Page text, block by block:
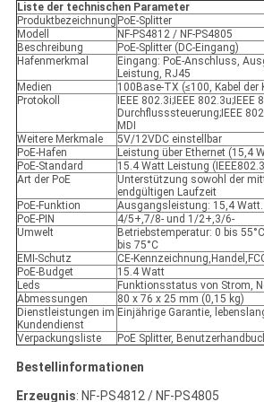
Liste der technischen Parameter
Produktbezeichnung PoE-Splitter
Modell
NF-PS4812 / NF-PS4805
Beschreibung
PoE-Splitter (DC-Eingang)
Hafenmerkmal
Eingang: PoE-Anschluss,
Leistung, RJ45
Medien
100Base-TX (≤100, Kabel der
Protokoll
IEEE 802.3i;IEEE 802.3u;IEEE
Durchflusssteuerung;IEEE
MDI
Weitere Merkmale
5V/12VDC einstellbar
PoE-Hafen
Leistung über Ethernet (15,4
PoE-Standard
15.4 Watt Leistung
Art der PoE
Unterstützung sowohl der
endgültigen Laufzeit
PoE-Funktion
Ausgangsleistung: 15,4 Watt.
PoE-PIN
4/5+,7/8- und 1/2+,3/6-
Umwelt
Betriebstemperatur: 0 bis
bis 75°C
EMI-Schutz
CE-
PoE-Budget
15.4 Watt
Leds
Funktionsstatus von Strom,
Abmessungen
80 x 76 x 25 mm (0,15 kg)
Dienstleistungen im
Kundendienst
Einjährige Garantie,
Verpackungsliste PoE Splitter,
Bestellinformationen
Erzeugnis: NF-PS4812 / NF-PS4805